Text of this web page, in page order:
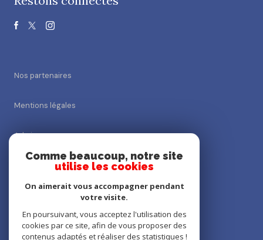
Nos partenaires
Mentions légales
Admin
Nos honoraires
Cookies
Comme beaucoup, notre site
utilise les cookies
On aimerait vous accompagner pendant
votre visite.
En poursuivant, vous acceptez l'utilisation des
cookies par ce site, afin de vous proposer des
contenus adaptés et réaliser des statistiques !